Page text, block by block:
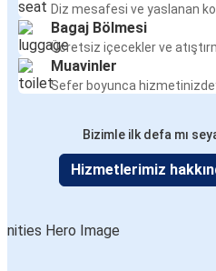
Diz mesafesi ve yaslanan
Bagaj Bölmesi
Ücretsiz içecekler ve
Muavinler
Sefer boyunca
Bizimle ilk defa mı
Hizmetlerimiz